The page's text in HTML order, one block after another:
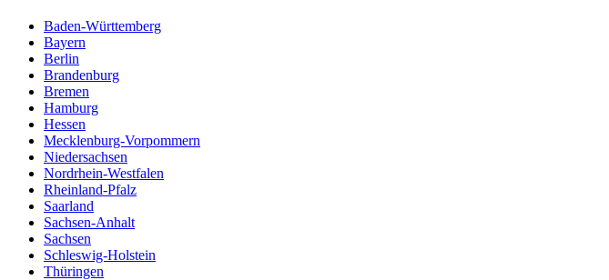
Baden-Württemberg
Bayern
Berlin
Brandenburg
Bremen
Hamburg
Hessen
Mecklenburg-Vorpommern
Niedersachsen
Nordrhein-Westfalen
Rheinland-Pfalz
Saarland
Sachsen-Anhalt
Sachsen
Schleswig-Holstein
Thüringen